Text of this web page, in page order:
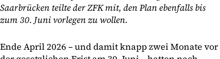
Saarbrücken teilte der ZFK mit, den Plan ebenfalls bis
zum 30. Juni vorlegen zu wollen.
Ende April 2026 – und damit knapp zwei Monate vor